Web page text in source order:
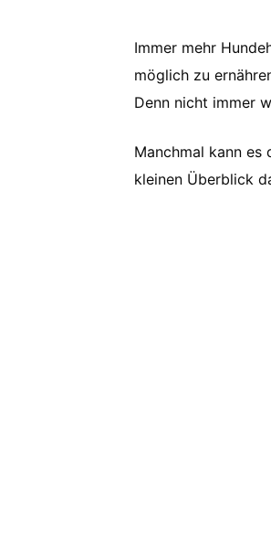
Immer mehr
möglich zu
Denn nicht immer
Manchmal kann es
kleinen Überblick